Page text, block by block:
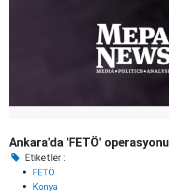
Ankara'da 'FETÖ' operasyonu
Etiketler :
FETÖ
Konya